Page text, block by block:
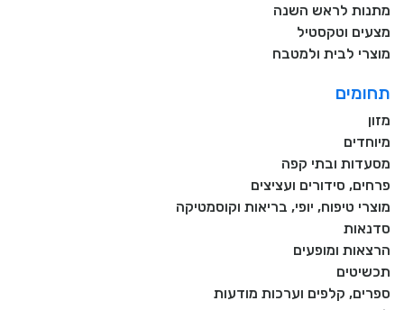
מתנות לראש השנה
מצעים וטקסטיל
מוצרי לבית ולמטבח
תחומים
מזון
מיוחדים
מסעדות ובתי קפה
פרחים, סידורים ועציצים
מוצרי טיפוח, יופי, בריאות וקוסמטיקה
סדנאות
הרצאות ומופעים
תכשיטים
ספרים, קלפים וערכות מודעות